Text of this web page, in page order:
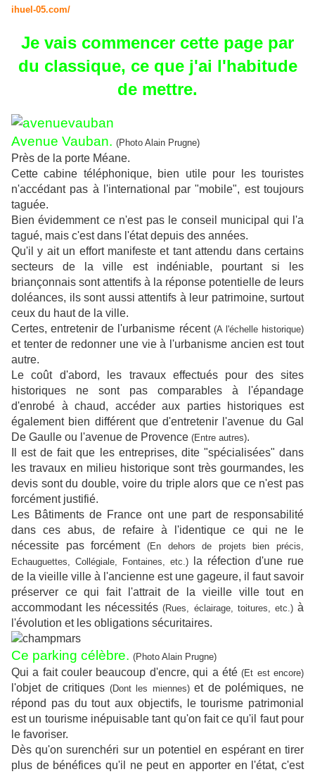
ihuel-05.com/
Je vais commencer cette page par
du classique, ce que j'ai l'habitude
de mettre.
Avenue Vauban. (Photo Alain Prugne)
Près de la porte Méane.
Cette cabine téléphonique, bien utile pour les touristes
n'accédant pas à l'international par "mobile", est toujours
taguée.
Bien évidemment ce n'est pas le conseil municipal qui l'a
tagué, mais c'est dans l'état depuis des années.
Qu'il y ait un effort manifeste et tant attendu dans certains
secteurs de la ville est indéniable, pourtant si les
briançonnais sont attentifs à la réponse potentielle de leurs
doléances, ils sont aussi attentifs à leur patrimoine, surtout
ceux du haut de la ville.
Certes, entretenir de l'urbanisme récent (A l'échelle historique)
et tenter de redonner une vie à l'urbanisme ancien est tout
autre.
Le coût d'abord, les travaux effectués pour des sites
historiques ne sont pas comparables à l'épandage
d'enrobé à chaud, accéder aux parties historiques est
également bien différent que d'entretenir l'avenue du Gal
De Gaulle ou l'avenue de Provence (Entre autres).
Il est de fait que les entreprises, dite "spécialisées" dans
les travaux en milieu historique sont très gourmandes, les
devis sont du double, voire du triple alors que ce n'est pas
forcément justifié.
Les Bâtiments de France ont une part de responsabilité
dans ces abus, de refaire à l'identique ce qui ne le
nécessite pas forcément (En dehors de projets bien précis,
Echauguettes, Collégiale, Fontaines, etc.) la réfection d'une rue
de la vieille ville à l'ancienne est une gageure, il faut savoir
préserver ce qui fait l'attrait de la vieille ville tout en
accommodant les nécessités(Rues, éclairage, toitures, etc.)à
l'évolution et les obligations sécuritaires.
Ce parking célèbre. (Photo Alain Prugne)
Qui a fait couler beaucoup d'encre, qui a été(Et est encore)
l'objet de critiques (Dont les miennes)et de polémiques, ne
répond pas du tout aux objectifs, le tourisme patrimonial
est un tourisme inépuisable tant qu'on fait ce qu'il faut pour
le favoriser.
Dès qu'on surenchéri sur un potentiel en espérant en tirer
plus de bénéfices qu'il ne peut en apporter en l'état, c'est